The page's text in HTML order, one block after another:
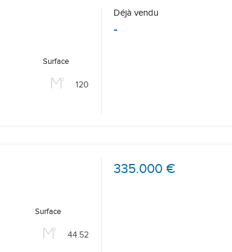
Surface
120
Déjà vendu
-
Surface
44.52
335.000 €